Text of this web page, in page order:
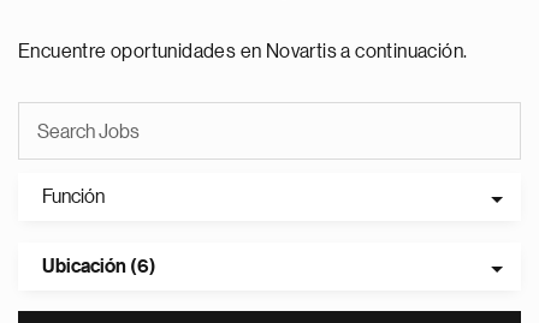
Encuentre oportunidades en Novartis a continuación.
Función
Ubicación (6)